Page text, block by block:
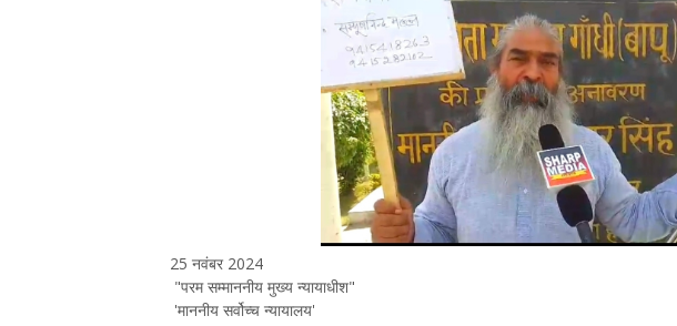
25 नवंबर 2024
"परम सम्माननीय मुख्य न्यायाधीश"
'माननीय सर्वोच्च न्यायालय'